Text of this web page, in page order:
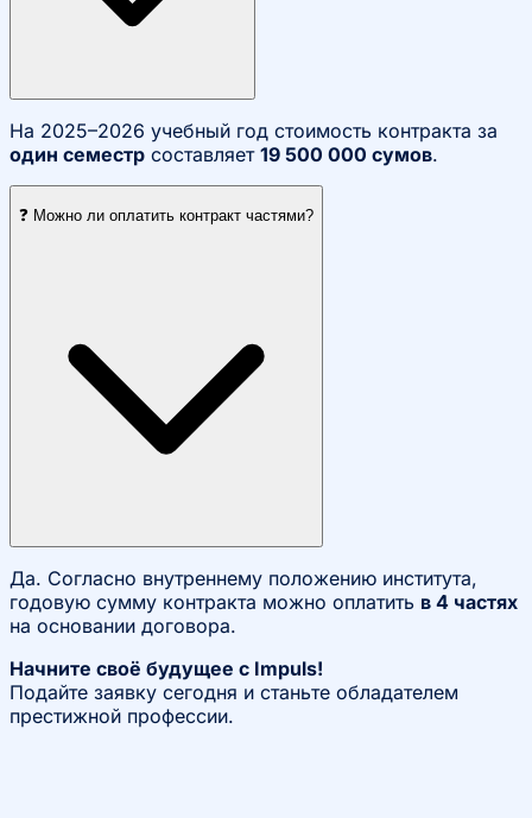
На 2025–2026 учебный год стоимость контракта за
один семестр составляет 19 500 000 сумов.
❓ Можно ли оплатить контракт частями?
Да. Согласно внутреннему положению института,
годовую сумму контракта можно оплатить в 4 частях
на основании договора.
Начните своё будущее с Impuls!
Подайте заявку сегодня и станьте обладателем
престижной профессии.